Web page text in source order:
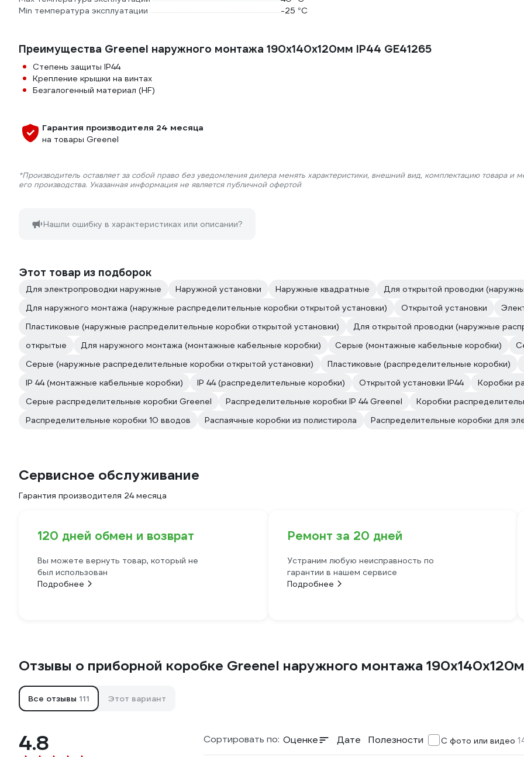
Min температура эксплуатации
-25 °С
Преимущества Greenel наружного монтажа 190х140х120мм IP44 GE41265
Степень защиты IP44
Крепление крышки на винтах
Безгалогенный материал (HF)
Гарантия производителя 24 месяца
на товары Greenel
*Производитель оставляет за собой право без уведомления дилера менять характеристики, внешний вид, комплектацию товара и
его производства. Указанная информация не является публичной офертой
Нашли ошибку в характеристиках или описании?
Этот товар из подборок
Для электропроводки наружные Наружной установки Наружные квадратные
Для открытой проводки
Для наружного монтажа (наружные распределительные коробки открытой установки)
Открытой установки
Пластиковые (наружные распределительные коробки открытой установки)
Для открытой проводки (наружные
открытые
Для наружного монтажа (монтажные кабельные коробки) Серые (монтажные кабельные коробки)
Серые (наружные распределительные коробки открытой установки)
Пластиковые (распределительные коробки)
IP 44 (монтажные кабельные коробки)
IP 44 (распределительные коробки) Открытой установки IP44
Коробки
Серые распределительные коробки Greenel
Распределительные коробки IP 44 Greenel
Коробки
Распределительные коробки 10 вводов
Распаячные коробки из полистирола Распределительные коробки для
Сервисное обслуживание
Гарантия производителя 24 месяца
120 дней обмен и возврат
Вы можете вернуть товар, который не
был использован
Подробнее
Ремонт за 20 дней
Устраним любую неисправность по
гарантии в нашем сервисе
Подробнее
Отзывы о приборной коробке Greenel наружного монтажа
Все отзывы 111 Этот вариант
4.8 Сортировать по: Оценке Дате Полезности С фото или видео